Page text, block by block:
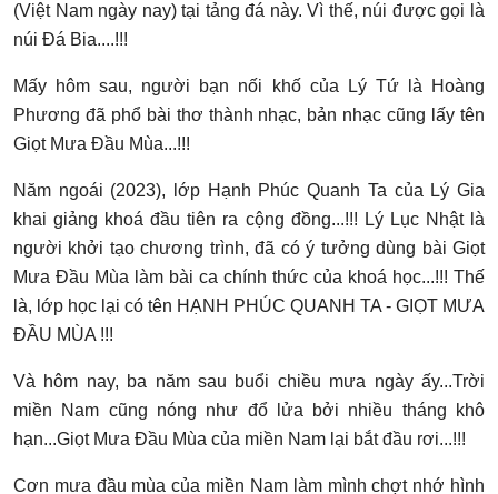
(Việt Nam ngày nay) tại tảng đá này. Vì thế, núi được gọi là
núi Đá Bia....!!!
Mấy hôm sau, người bạn nối khố của Lý Tứ là Hoàng
Phương đã phổ bài thơ thành nhạc, bản nhạc cũng lấy tên
Giọt Mưa Đầu Mùa...!!!
Năm ngoái (2023), lớp Hạnh Phúc Quanh Ta của Lý Gia
khai giảng khoá đầu tiên ra cộng đồng...!!! Lý Lục Nhật là
người khởi tạo chương trình, đã có ý tưởng dùng bài Giọt
Mưa Đầu Mùa làm bài ca chính thức của khoá học...!!! Thế
là, lớp học lại có tên HẠNH PHÚC QUANH TA - GIỌT MƯA
ĐẦU MÙA !!!
Và hôm nay, ba năm sau buổi chiều mưa ngày ấy...Trời
miền Nam cũng nóng như đổ lửa bởi nhiều tháng khô
hạn...Giọt Mưa Đầu Mùa của miền Nam lại bắt đầu rơi...!!!
Cơn mưa đầu mùa của miền Nam làm mình chợt nhớ hình